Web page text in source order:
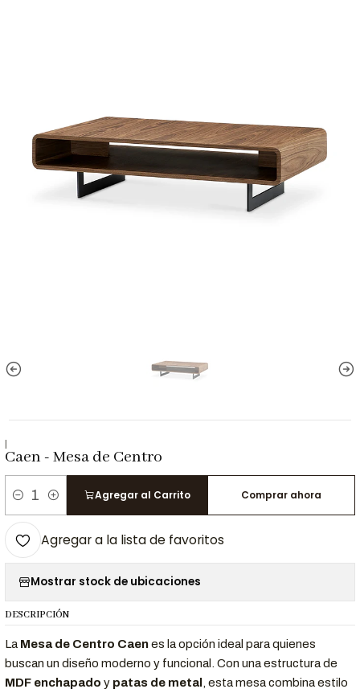
|
Caen - Mesa de Centro
Cantidad
Agregar al Carrito Comprar ahora
Agregar a la lista de favoritos
Mostrar stock de ubicaciones
DESCRIPCIÓN
La Mesa de Centro Caenes la opción ideal para quienes
buscan un diseño moderno y funcional. Con una estructura de
MDF enchapado y patas de metal
, esta mesa combina estilo